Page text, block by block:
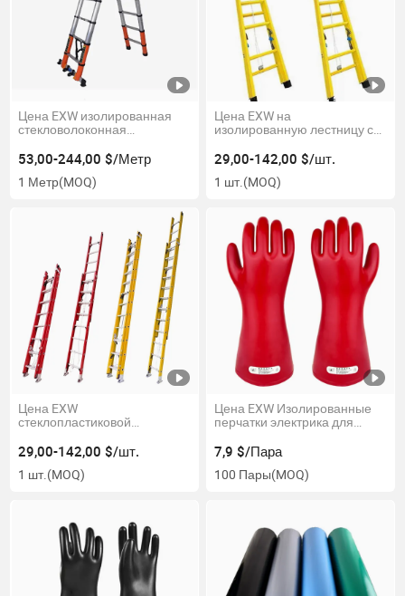
Цена EXW изолированная
стекловолоконная
многофункциональная
лестница
53,00-244,00 $/Метр
1 Метр(MOQ)
Цена EXW на
изолированную лестницу с
управлением из
стекловолокна
29,00-142,00 $/шт.
1 шт.(MOQ)
Цена EXW
стеклопластиковой
красного и желтого цвета с
безопасностью
29,00-142,00 $/шт.
1 шт. (MOQ)
Цена EXW Изолированные
перчатки электрика для
напряжением
7,9 $/Пара
100 Пары(MOQ)